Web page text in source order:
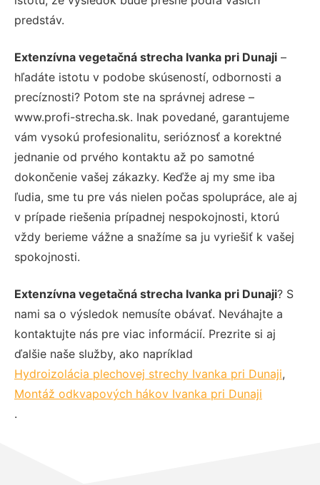
predstáv.
Extenzívna vegetačná strecha Ivanka pri Dunaji –
hľadáte istotu v podobe skúseností, odbornosti a
precíznosti? Potom ste na správnej adrese –
www.profi-strecha.sk. Inak povedané, garantujeme
vám vysokú profesionalitu, serióznosť a korektné
jednanie od prvého kontaktu až po samotné
dokončenie vašej zákazky. Keďže aj my sme iba
ľudia, sme tu pre vás nielen počas spolupráce, ale aj
v prípade riešenia prípadnej nespokojnosti, ktorú
vždy berieme vážne a snažíme sa ju vyriešiť k vašej
spokojnosti.
Extenzívna vegetačná strecha Ivanka pri Dunaji? S
nami sa o výsledok nemusíte obávať. Neváhajte a
kontaktujte nás pre viac informácií. Prezrite si aj
ďalšie naše služby, ako napríklad
Hydroizolácia plechovej strechy Ivanka pri Dunaji,
Montáž odkvapových hákov Ivanka pri Dunaji
.